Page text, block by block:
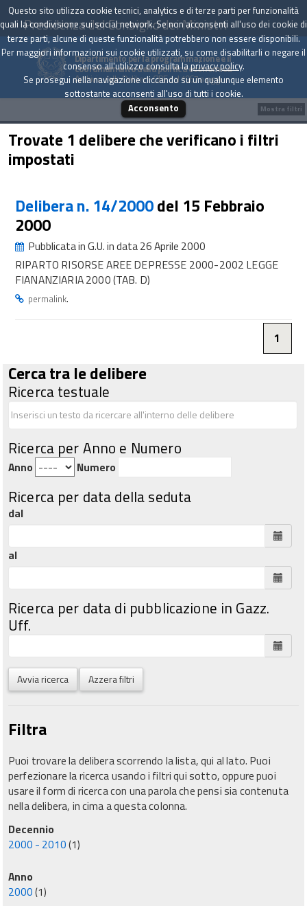
Presidenza del Consiglio dei Ministri
Dipartimento per la programmazione e il
coordinamento della politica economica
Archivio delle Delibere CIPE dal 1967 a oggi
Trovate 1 delibere che verificano i filtri
impostati
Delibera n. 14/2000del 15 Febbraio
2000
Pubblicata in G.U. in data 26 Aprile 2000
RIPARTO RISORSE AREE DEPRESSE 2000-2002 LEGGE
FIANANZIARIA 2000 (TAB. D)
permalink.
1
Cerca tra le delibere
Ricerca testuale
Ricerca per Anno e Numero
Anno Numero
Ricerca per data della seduta
dal
al
Ricerca per data di pubblicazione in Gazz.
Uff.
Avvia ricerca Azzera filtri
Filtra
Puoi trovare la delibera scorrendo la lista, qui al lato. Puoi
perfezionare la ricerca usando i filtri qui sotto, oppure puoi
usare il form di ricerca con una parola che pensi sia contenuta
nella delibera, in cima a questa colonna.
Decennio
2000 - 2010(1)
Anno
2000(1)
Mostra filtri
Questo sito utilizza cookie tecnici, analytics e di terze parti per funzionalità
quali la condivisione sui social network. Se non acconsenti all'uso dei cookie di
terze parti, alcune di queste funzionalità potrebbero non essere disponibili.
Per maggiori informazioni sui cookie utilizzati, su come disabilitarli o negare il
consenso all'utilizzo consulta laprivacy policy.
Se prosegui nella navigazione cliccando su un qualunque elemento
sottostante acconsenti all'uso di tutti i cookie.
Acconsento